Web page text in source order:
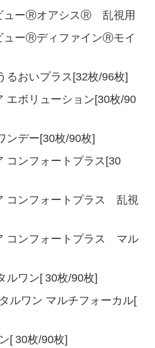
ューⓇオアシスⓇ 乱視用
ューⓇディファインⓇモイ
おいプラス[32枚/96枚]
ボリューション[30枚/90
デー[30枚/90枚]
ンフォートプラス[30
コンフォートプラス 乱視
コンフォートプラス マル
ルワン[ 30枚/90枚]
ルワン マルチフォーカル[
[ 30枚/90枚]